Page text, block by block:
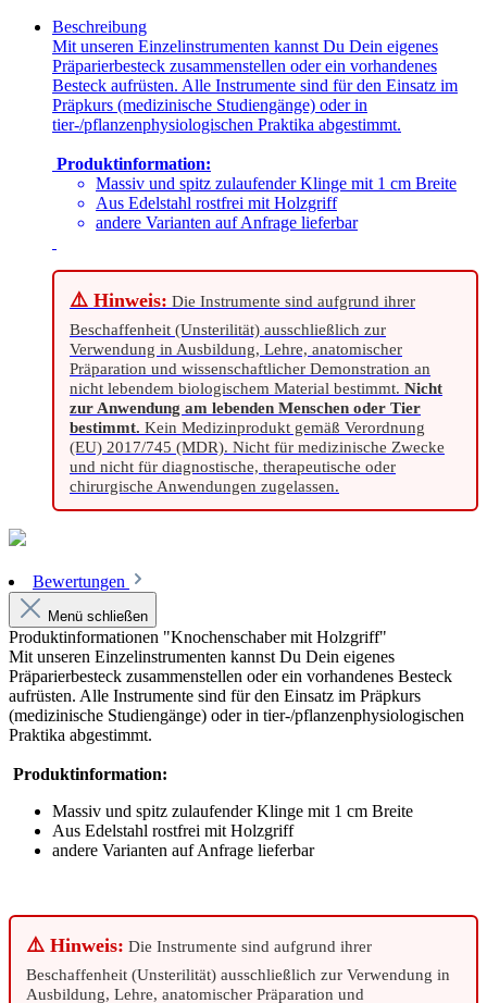
Beschreibung
Mit unseren Einzelinstrumenten kannst Du Dein eigenes
Präparierbesteck zusammenstellen oder ein vorhandenes
Besteck aufrüsten. Alle Instrumente sind für den Einsatz im
Präpkurs (medizinische Studiengänge) oder in
tier-/pflanzenphysiologischen Praktika abgestimmt.
Produktinformation:
Massiv und spitz zulaufender Klinge mit 1 cm Breite
Aus Edelstahl rostfrei mit Holzgriff
andere Varianten auf Anfrage lieferbar
⚠️ Hinweis: Die Instrumente sind aufgrund ihrer
Beschaffenheit (Unsterilität) ausschließlich zur
Verwendung in Ausbildung, Lehre, anatomischer
Präparation und wissenschaftlicher Demonstration an
nicht lebendem biologischem Material bestimmt. Nicht
zur Anwendung am lebenden Menschen oder Tier
bestimmt. Kein Medizinprodukt gemäß Verordnung
(EU) 2017/745 (MDR). Nicht für medizinische Zwecke
und nicht für diagnostische, therapeutische oder
chirurgische Anwendungen zugelassen.
Bewertungen
Menü schließen
Produktinformationen "Knochenschaber mit Holzgriff"
Mit unseren Einzelinstrumenten kannst Du Dein eigenes
Präparierbesteck zusammenstellen oder ein vorhandenes Besteck
aufrüsten. Alle Instrumente sind für den Einsatz im Präpkurs
(medizinische Studiengänge) oder in tier-/pflanzenphysiologischen
Praktika abgestimmt.
Produktinformation:
Massiv und spitz zulaufender Klinge mit 1 cm Breite
Aus Edelstahl rostfrei mit Holzgriff
andere Varianten auf Anfrage lieferbar
⚠️ Hinweis: Die Instrumente sind aufgrund ihrer
Beschaffenheit (Unsterilität) ausschließlich zur Verwendung in
Ausbildung, Lehre, anatomischer Präparation und